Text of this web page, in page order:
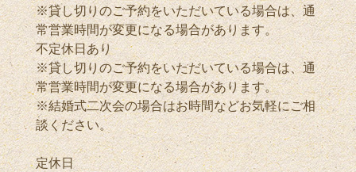
※貸し切りのご予約をいただいている場合は、通
常営業時間が変更になる場合があります。
不定休日あり
※貸し切りのご予約をいただいている場合は、通
常営業時間が変更になる場合があります。
※結婚式二次会の場合はお時間などお気軽にご相
談ください。
定休日